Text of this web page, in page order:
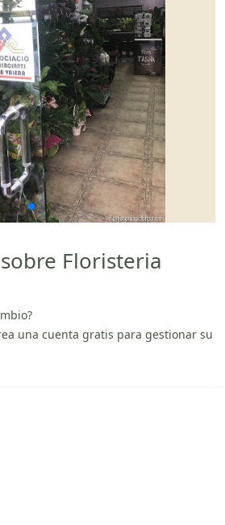
Floristeria
una cuenta gratis para gestionar su